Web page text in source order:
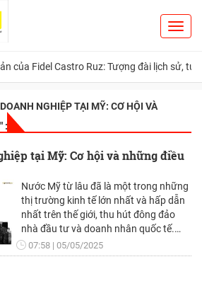
Fidel Castro Ruz: Tượng đài lịch sử, tư
NGHIỆP TẠI MỸ: CƠ HỘI VÀ
" :
tại Mỹ: Cơ hội và những điều
Nước Mỹ từ lâu đã là một trong những
thị trường kinh tế lớn nhất và hấp dẫn
nhất trên thế giới, thu hút đông đảo
nhà đầu tư và doanh nhân quốc tế.
Việc thành lập doanh nghiệp tại Mỹ
không chỉ mang lại cơ hội tiếp cận thị
07:58 05/05/2025